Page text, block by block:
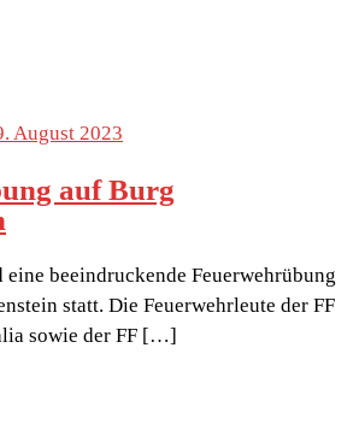
August 2023
auf Burg
beeindruckende Feuerwehrübung
statt. Die Feuerwehrleute der FF
sowie der FF […]